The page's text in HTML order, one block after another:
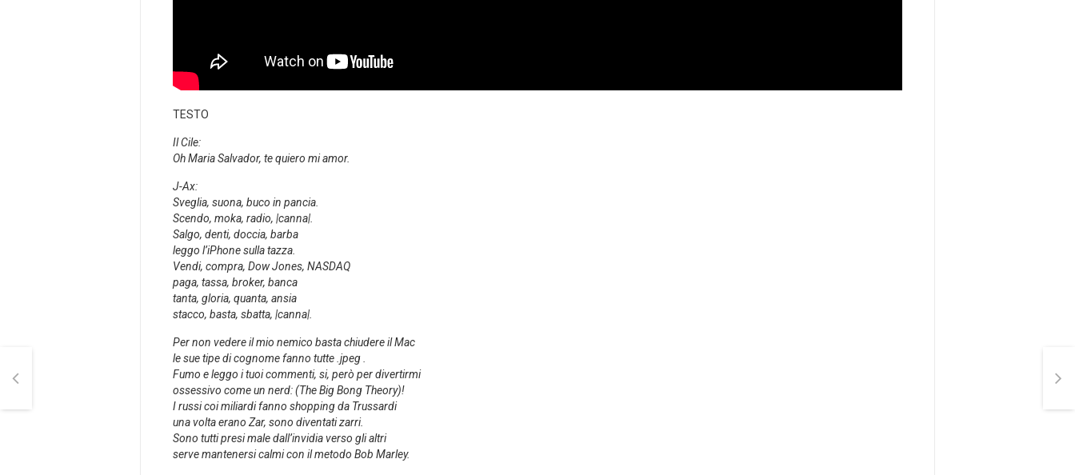
TESTO
Il Cile:
Oh Maria Salvador, te quiero mi amor.
J-Ax:
Sveglia, suona, buco in pancia.
Scendo, moka, radio, |canna|.
Salgo, denti, doccia, barba
leggo l’iPhone sulla tazza.
Vendi, compra, Dow Jones, NASDAQ
paga, tassa, broker, banca
tanta, gloria, quanta, ansia
stacco, basta, sbatta, |canna|.
Per non vedere il mio nemico basta chiudere il Mac
le sue tipe di cognome fanno tutte .jpeg .
Fumo e leggo i tuoi commenti, si, però per divertirmi
ossessivo come un nerd: (The Big Bong Theory)!
I russi coi miliardi fanno shopping da Trussardi
una volta erano Zar, sono diventati zarri.
Sono tutti presi male dall’invidia verso gli altri
serve mantenersi calmi con il metodo Bob Marley.